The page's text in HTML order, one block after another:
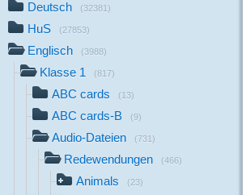
Deutsch (32381)
HuS (27853)
Englisch (3988)
Klasse 1 (817)
ABC cards (13)
ABC cards-B (9)
Audio-Dateien (731)
Redewendungen (466)
Animals (23)